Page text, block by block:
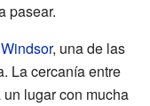
pasear.
, una de las
La cercanía entre
lugar con mucha